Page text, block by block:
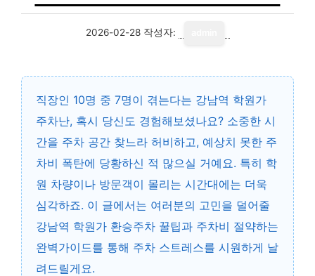
2026-02-28 작성자:
직장인 10명 중 7명이 겪는다는 강남역 학원가
주차난, 혹시 당신도 경험해보셨나요? 소중한 시
간을 주차 공간 찾느라 허비하고, 예상치 못한 주
차비 폭탄에 당황하신 적 많으실 거예요. 특히 학
원 차량이나 방문객이 몰리는 시간대에는 더욱
심각하죠. 이 글에서는 여러분의 고민을 덜어줄
강남역 학원가 환승주차 꿀팁과 주차비 절약하는
완벽가이드를 통해 주차 스트레스를 시원하게 날
려드릴게요.